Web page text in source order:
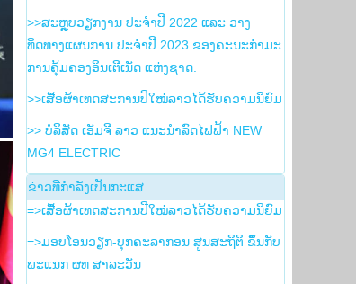
>>ສະຫຼຸບວຽກງານ ປະຈໍາປີ 2022 ແລະ ວາງ
ທິດທາງແຜນການ ປະຈໍາປີ 2023 ຂອງຄະນະກໍາມະ
ການຄຸ້ມຄອງອິນເຕີເນັດ ແຫ່ງຊາດ.
>>ເສື້ອຜ້າເທດສະການປີໃໝ່ລາວໄດ້ຮັບຄວາມນິຍົມ
>> ບໍລິສັດ ເອັມຈີ ລາວ ແນະນຳລົດໄຟຟ້າ NEW
MG4 ELECTRIC
ຂ່າວ​ທີ່​ກຳ​ລັງ​ເປັນ​ກະ​ແສ
=>ເສື້ອຜ້າເທດສະການປີໃໝ່ລາວໄດ້ຮັບຄວາມນິຍົມ
=>ມອບໂອນວຽກ-ບຸກຄະລາກອນ ສູນສະຖິຕິ ຂຶ້ນກັບ
ພະແນກ ຜທ ສາລະວັນ